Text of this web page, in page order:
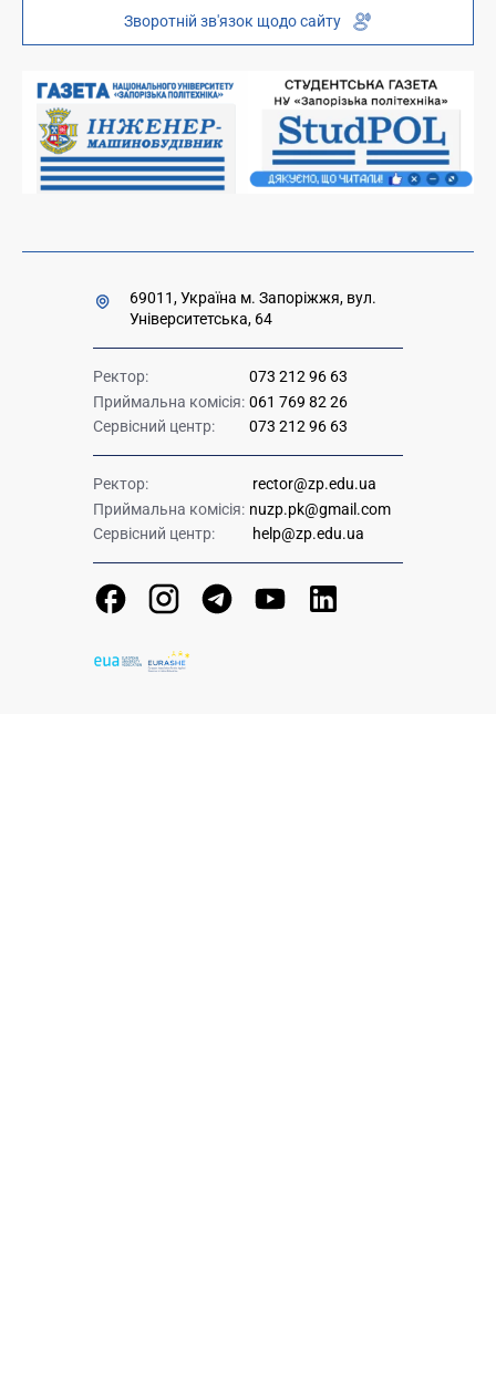
Платні послуги
Накази та розпорядження для оприлюднення
Міністерство освіти і науки України
Урядова "гаряча лінія" 1545
Зворотній зв'язок щодо сайту
69011, Україна м. Запоріжжя, вул.
Університетська, 64
Ректор:
073 212 96 63
Приймальна комісія: 061 769 82 26
Сервісний центр:
073 212 96 63
Ректор:
rector@zp.edu.ua
Приймальна комісія: nuzp.pk@gmail.com
Сервісний центр:
help@zp.edu.ua